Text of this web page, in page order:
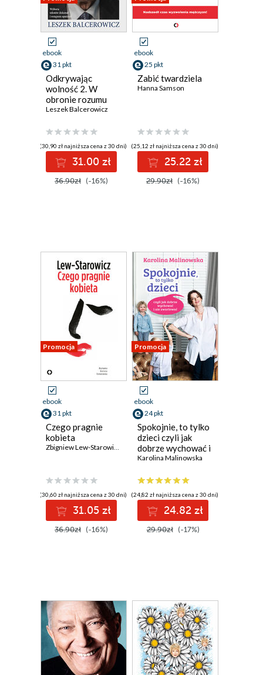
ebook
31 pkt
Odkrywając
wolność 2. W
obronie rozumu
Leszek Balcerowicz
(30,90 zł najniższa cena z 30 dni)
31.00 zł
36.90zł (-16%)
ebook
25 pkt
Zabić twardziela
Hanna Samson
(25,12 zł najniższa cena z 30 dni)
25.22 zł
29.90zł (-16%)
Promocja
ebook
31 pkt
Czego pragnie
kobieta
Zbigniew Lew-Starowicz
(30,60 zł najniższa cena z 30 dni)
31.05 zł
36.90zł (-16%)
Promocja
ebook
24 pkt
Spokojnie, to tylko
dzieci czyli jak
dobrze wychować i
nie zwariować
Karolina Malinowska
(24,82 zł najniższa cena z 30 dni)
24.82 zł
29.90zł (-17%)